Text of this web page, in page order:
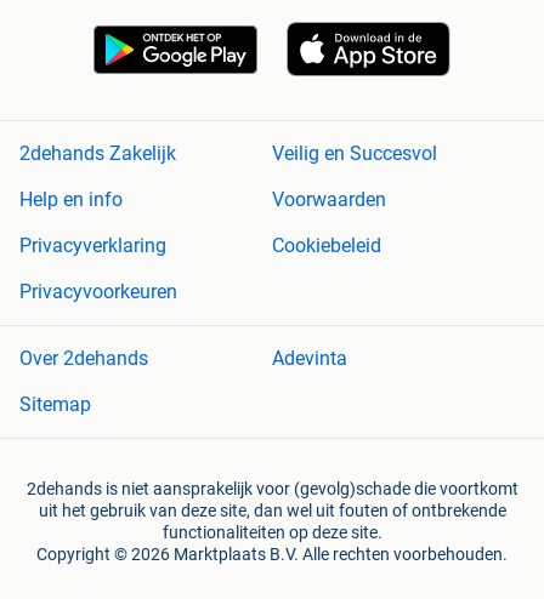
2dehands Zakelijk
Veilig en Succesvol
Help en info
Voorwaarden
Privacyverklaring
Cookiebeleid
Privacyvoorkeuren
Over 2dehands
Adevinta
Sitemap
2dehands is niet aansprakelijk voor (gevolg)schade die voortkomt
uit het gebruik van deze site, dan wel uit fouten of ontbrekende
functionaliteiten op deze site.
Copyright © 2026 Marktplaats B.V. Alle rechten voorbehouden.